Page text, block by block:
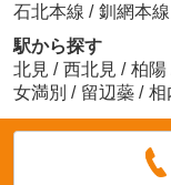
石北本線 / 釧網本線
駅から探す
北見 / 西北見 / 柏陽
女満別 / 留辺蘂 / 相